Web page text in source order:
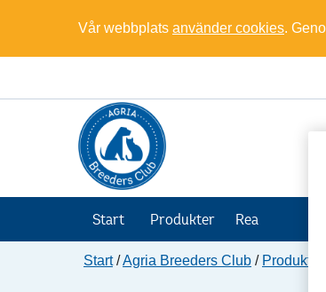
Vår webbplats använder cookies.
Start Produkter Rea
Start/Agria Breeders Club / Produkter